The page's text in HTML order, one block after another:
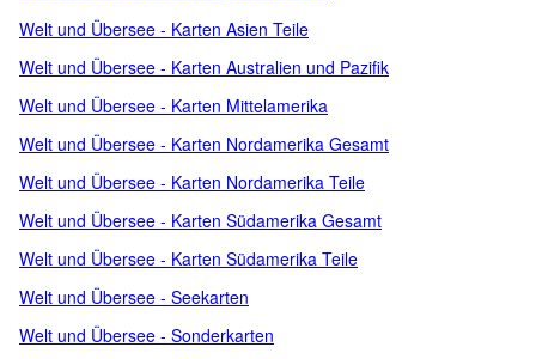
Welt und Übersee - Karten Asien Teile
Welt und Übersee - Karten Australien und Pazifik
Welt und Übersee - Karten Mittelamerika
Welt und Übersee - Karten Nordamerika Gesamt
Welt und Übersee - Karten Nordamerika Teile
Welt und Übersee - Karten Südamerika Gesamt
Welt und Übersee - Karten Südamerika Teile
Welt und Übersee - Seekarten
Welt und Übersee - Sonderkarten